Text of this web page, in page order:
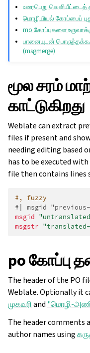
உரைபெறு
மொழியியல் கோப்பைப்
mo கோப்புகளை
பானையுடன்
(msgmerge)
மூல சரம்
காட்டுகிறது
Weblate can extract
files if present and
needing editing based
has to be executed with
file then contains lines
#, fuzzy
#| msgid
msgid
msgstr
po கோப்பு
The header of the PO
Weblate. Optionally it
முகவரிand "மொழி-
The header comments
author names using